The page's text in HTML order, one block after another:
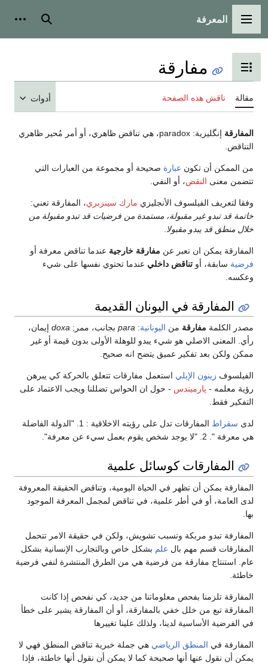
القائمة الرئيسية
المعرفة بحث
تبديل عرض جدول المحتويات
مفارقة
مقالة ناقش هذه الصفحة أدوات
المفارقة إنگليزية: paradox، هي تناقض ظاهري، أو أمر مُحير ظاهري
التناقض.
من الممكن أن تكون عبارة صحيحة أو مجموعة من العبارات التي
تتضمن معنى النقض، أو النفي.
وفقا لتعريف الفيلسوف الأنجليزي مارك سينزبري، المفارقة تعني:
خاتمة قد تبدو غير مقبولة، مستمدة من فرضيات قد تبدو مقبولة من
خلال منطق قد يبدو مقبولا
المفارقة يمكن ان تعبر عن مفارقة خارجية عندما تناقض معرفة أو
فرضية سابقة، أو تناقض داخلي عندما تحتوي نفسها على شيء
وعكسه.
المفارقة في اليونان القديمة
مصدر الكلمة مفارقة من اليونانية:
para بجانب، ممر; doxa إيمان،
رأي. المعنى الاصلي هو شيء يبدو للوهلة الأولى بدون قيمة أو غير
ممكن ولكن بعد تفكير عميق يتضح انه صحيح.
الفيلسوف زينون الإيلي استعمل مفارقات تتعلق بالحركة كي يبرهن
رؤية معلمه - پارميندس - حول ان الحواس تضللنا ويجب الاعتماد على
التفكير فقط.
لدى سقراط
المفارقات تدل على رؤيته الاخلاقية : 1. "الدولة الفاضلة
هي معرفة ". 2. "لا يوجد شخص يقوم بعمل سيء عن معرفة".
المفارقات كوسائل علمية
المفارقة يمكن أن تظهر في الحياة اليومية، وتناقض الحقيقة المعروفة
لدى العامة، أو في أطر علمية، في تناقض لمجمل المعرفة الموجود
بها.
المفارفة تبدو مربكة وتسبب تشويش، ولكن في حقيقة الامر تتحمل
المفارقات قسم مهم بال علم بشكل خاص وبالتجارب الإنسانية بشكل
عام. استنتاج مفارقة من فرضية هي من الطرق المنتشرة لنفي فرضية
خاطئة.
المفارقة تلزمنا بفحص معلوماتنا من جديد، كي نفحص إذا كانت
المفارقة تبع من خلل خفي بالمفارقة، أو أن المفارقة يشير على خطأ
في الفرضية الأساسية لدينا، ولذلك علينا تغييرها
المفارفة في المنطق الرياضي هي جملة خبرية تناقض المنطق فهي لا
يمكن أن نقول عنها أنها صحيحة كما لا يمكن أن نقول أنها خاطئة، فإذا